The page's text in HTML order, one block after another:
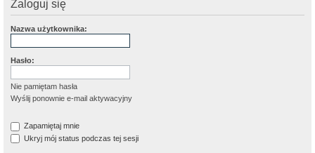
Zaloguj się
Nazwa użytkownika:
Hasło:
Nie pamiętam hasła
Wyślij ponownie e-mail aktywacyjny
Zapamiętaj mnie
Ukryj mój status podczas tej sesji